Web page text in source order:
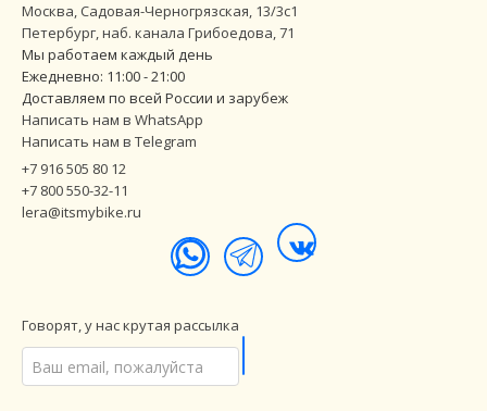
Москва, Садовая-Черногрязская, 13/3с1
Петербург,наб. канала Грибоедова, 71
Мы работаем каждый день
Ежедневно: 11:00 - 21:00
Доставляем по всей России и зарубеж
Написать нам в WhatsApp
Написать нам в Telegram
+7 916 505 80 12
+7 800 550-32-11
lera@itsmybike.ru
Говорят, у нас крутая рассылка